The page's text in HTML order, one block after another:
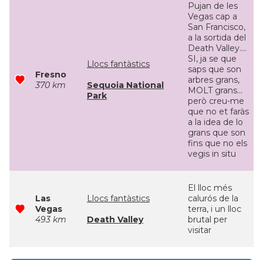
Fresno
370 km
Llocs fantàstics
Sequoia National
Park
Pujan de les
Vegas cap a
San Francisco,
a la sortida del
Death Valley....
SI, ja se que
saps que son
arbres grans,
MOLT grans...
però creu-me
que no et faràs
a la idea de lo
grans que son
fins que no els
vegis in situ
Las
Vegas
493 km
Llocs fantàstics
Death Valley
El lloc més
calurós de la
terra, i un lloc
brutal per
visitar